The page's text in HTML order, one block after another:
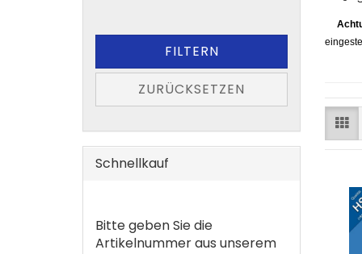
FILTERN
ZURÜCKSETZEN
Schnellkauf
BITTE
GEBEN
Bitte geben Sie die
Artikelnummer aus unserem